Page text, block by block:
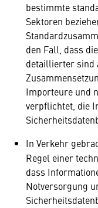
bestimmte
Sektoren
den Fall, dass
detaillierter sind
Importeure und
verpflichtet, die
In Verkehr
Regel einer
dass
Notversorgung